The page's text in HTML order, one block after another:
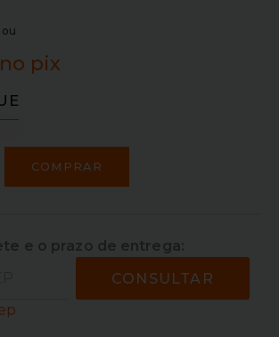
ou
no pix
COMPRAR
e o prazo de entrega:
CONSULTAR